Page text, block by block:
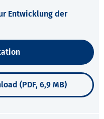
Entwicklung der
(PDF, 6,9 MB)